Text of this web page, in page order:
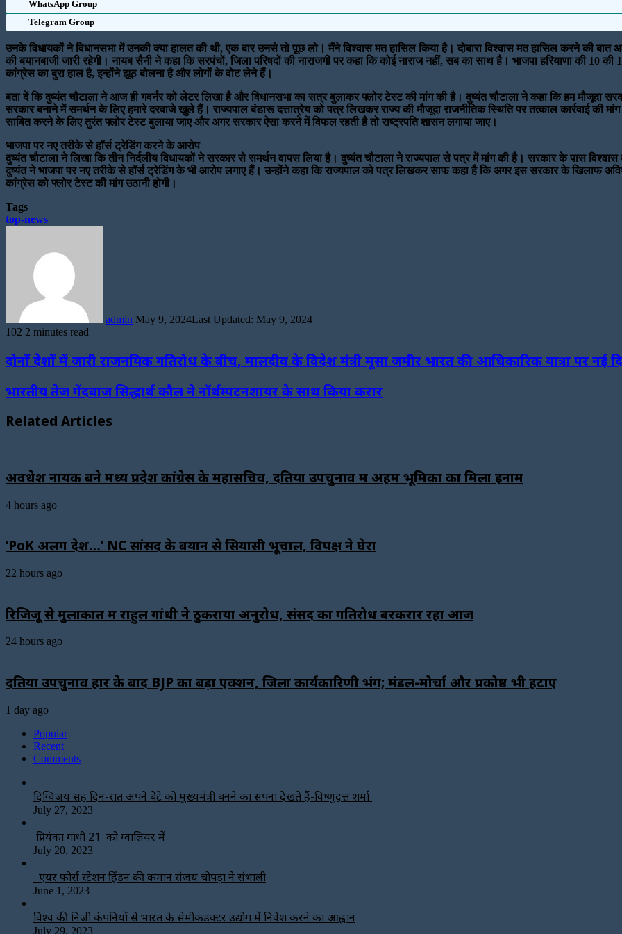
WhatsApp Group
Telegram Group
उनके विधायकों ने विधानसभा में उनकी क्या हालत की थी, एक बार उनसे तो पूछ लो। मैंने विश्वास मत हासिल किया है। दोबारा विश्वास मत हासिल करने की बात
की बयानबाजी जारी रहेगी। नायब सैनी ने कहा कि सरपंचों, जिला परिषदों की नाराजगी पर कहा कि कोई नाराज नहीं, सब का साथ है। भाजपा हरियाणा की 10
कांग्रेस का बुरा हाल है, इन्होंने झूठ बोलना है और लोगों के वोट लेने हैं।
बता दें कि दुष्यंत चौटाला ने आज ही गवर्नर को लेटर लिखा है और विधानसभा का सत्र बुलाकर फ्लोर टेस्ट की मांग की है। दुष्यंत चौटाला ने कहा कि हम मौजूदा
सरकार बनाने में समर्थन के लिए हमारे दरवाजे खुले हैं। राज्यपाल बंडारू दत्तात्रेय को पत्र लिखकर राज्य की मौजूदा राजनीतिक स्थिति पर तत्काल कार्रवाई की
साबित करने के लिए तुरंत फ्लोर टेस्ट बुलाया जाए और अगर सरकार ऐसा करने में विफल रहती है तो राष्ट्रपति शासन लगाया जाए।
भाजपा पर नए तरीके से हॉर्स ट्रेडिंग करने के आरोप
दुष्यंत चौटाला ने लिखा कि तीन निर्दलीय विधायकों ने सरकार से समर्थन वापस लिया है। दुष्यंत चौटाला ने राज्यपाल से पत्र में मांग की है। सरकार के पास
दुष्यंत ने भाजपा पर नए तरीके से हॉर्स ट्रेडिंग के भी आरोप लगाए हैं। उन्होंने कहा कि राज्यपाल को पत्र लिखकर साफ कहा है कि अगर इस सरकार के खिलाफ
कांग्रेस को फ्लोर टेस्ट की मांग उठानी होगी।
Tags
top-news
admin May 9, 2024Last Updated: May 9, 2024
102 2 minutes read
दोनों देशों में जारी राजनयिक गतिरोध के बीच, मालदीव के विदेश मंत्री मूसा जमीर भारत की आधिकारिक यात्रा पर नई
भारतीय तेज गेंदबाज सिद्धार्थ कौल ने नॉर्थम्पटनशायर के साथ किया करार
Related Articles
अवधेश नायक बने मध्य प्रदेश कांग्रेस के महासचिव, दतिया उपचुनाव में अहम भूमिका का मिला इनाम
4 hours ago
‘PoK अलग देश…’ NC सांसद के बयान से सियासी भूचाल, विपक्ष ने घेरा
22 hours ago
रिजिजू से मुलाकात में राहुल गांधी ने ठुकराया अनुरोध, संसद का गतिरोध बरकरार रहा आज
24 hours ago
दतिया उपचुनाव हार के बाद BJP का बड़ा एक्शन, जिला कार्यकारिणी भंग; मंडल-मोर्चा और प्रकोष्ठ भी हटाए
1 day ago
Popular
Recent
Comments
दिग्विजय सिंह दिन-रात अपने बेटे को मुख्यमंत्री बनने का सपना देखते हैं-विष्णुदत्त शर्मा
July 27, 2023
प्रियंका गांधी 21 को ग्वालियर में
July 20, 2023
एयर फोर्स स्टेशन हिंडन की कमान संजय चोपड़ा ने संभाली
June 1, 2023
विश्‍व की निजी कंपनियों से भारत के सेमीकंडक्टर उद्योग में निवेश करने का आह्वान
July 29, 2023